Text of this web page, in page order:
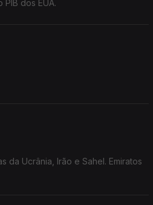
dos EUA.
da Ucrânia, Irão e Sahel. Emiratos